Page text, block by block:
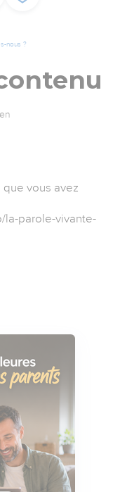
nous ?
vous avez
la-parole-vivante-